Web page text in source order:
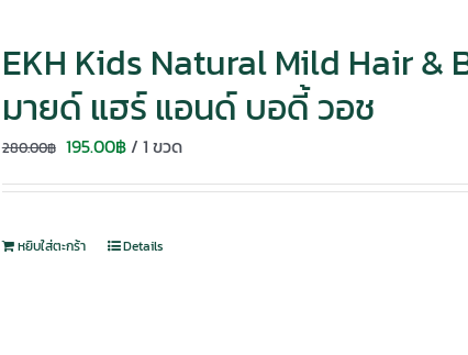
EKH Kids Natural Mild Hair &
มายด์ แฮร์ แอนด์ บอดี้ วอช
280.00฿ Original
280.00฿.
195.00฿Current
195.00฿.
/ 1 ขวด
หยิบใส่ตะกร้า Details